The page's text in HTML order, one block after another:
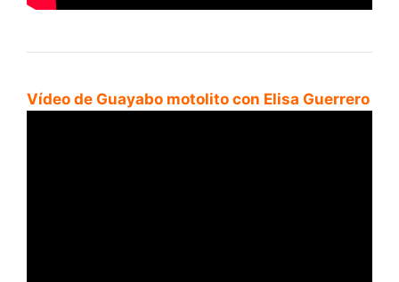
Vídeo de Guayabo motolito con Elisa Guerrero